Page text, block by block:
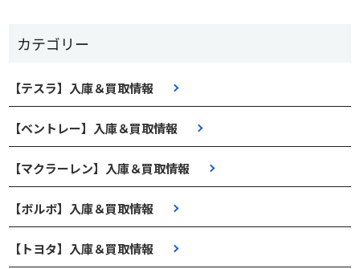
カテゴリー
【テスラ】入庫＆買取情報
【ベントレー】入庫＆買取情報
【マクラーレン】入庫＆買取情報
【ボルボ】入庫＆買取情報
【トヨタ】入庫＆買取情報